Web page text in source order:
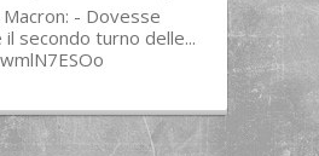
Macron: - Dovesse
il secondo turno delle...